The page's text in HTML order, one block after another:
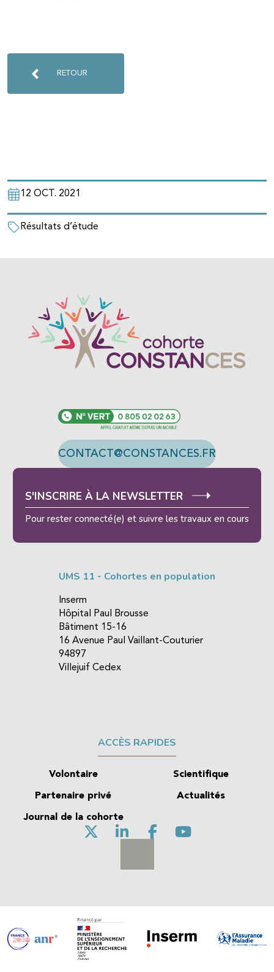
RETOUR
12 OCT. 2021
Résultats d’étude
CONTACT@CONSTANCES.FR
S'INSCRIRE À LA NEWSLETTER
Pour rester connecté(e) et suivre les travaux en cours
UMS 11 - Cohortes en population
Inserm
Hôpital Paul Brousse
Bâtiment 15-16
16 Avenue Paul Vaillant-Couturier
94897
Villejuif Cedex
ACCÈS RAPIDES
Volontaire Scientifique
Partenaire privé Actualités
Journal de la cohorte